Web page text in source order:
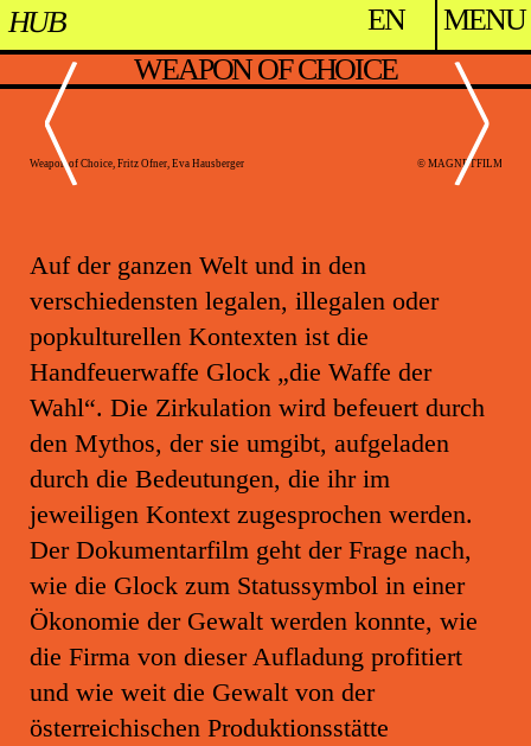
HOLEN UND
HUB: HUB
HUB EN MENU
Weapon of Choice
WEAPON OF CHOICE
Weapon of Choice, Fritz Ofner, Eva Hausberger © MAGNETFILM
Auf der ganzen Welt und in den
verschiedensten legalen, illegalen oder
popkulturellen Kontexten ist die
Handfeuerwaffe Glock „die Waffe der
Wahl“. Die Zirkulation wird befeuert durch
den Mythos, der sie umgibt, aufgeladen
durch die Bedeutungen, die ihr im
jeweiligen Kontext zugesprochen werden.
Der Dokumentarfilm geht der Frage nach,
wie die Glock zum Statussymbol in einer
Ökonomie der Gewalt werden konnte, wie
die Firma von dieser Aufladung profitiert
und wie weit die Gewalt von der
österreichischen Produktionsstätte